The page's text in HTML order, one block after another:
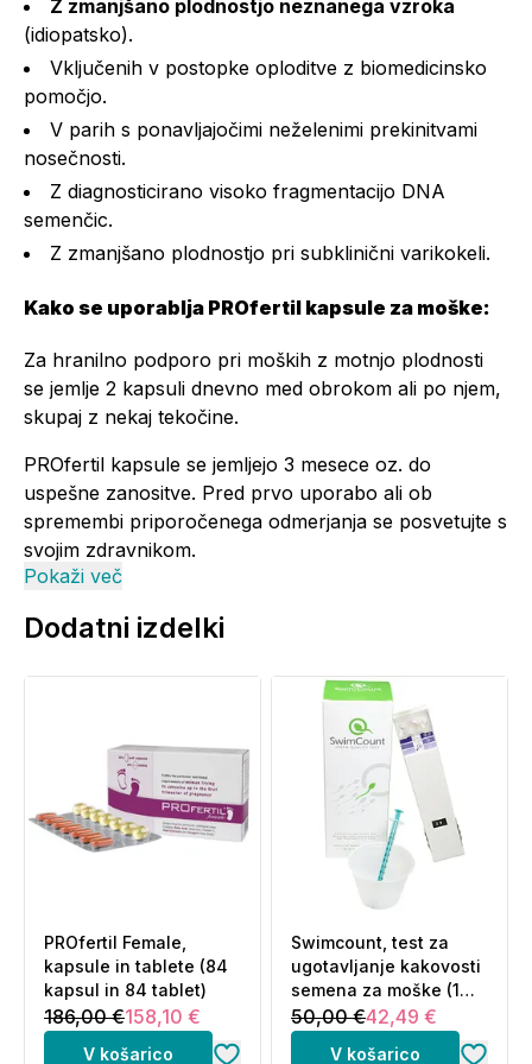
Z zmanjšano plodnostjo neznanega vzroka
(idiopatsko).
Vključenih v postopke oploditve z biomedicinsko
pomočjo.
V parih s ponavljajočimi neželenimi prekinitvami
nosečnosti.
Z diagnosticirano visoko fragmentacijo DNA
semenčic.
Z zmanjšano plodnostjo pri subklinični varikokeli.
Kako se uporablja PROfertil kapsule za moške:
Za hranilno podporo pri moških z motnjo plodnosti
se jemlje 2 kapsuli dnevno med obrokom ali po njem,
skupaj z nekaj tekočine.
PROfertil kapsule se jemljejo 3 mesece oz. do
uspešne zanositve. Pred prvo uporabo ali ob
spremembi priporočenega odmerjanja se posvetujte s
svojim zdravnikom.
24,9 g
14,1 g
15 mg 0,8 g
vitamin E 6,8 g
folna kislina 800 mcg 45,3 mg
glutation 80 mg 4,5 g
selen 60 mcg 3,4 mg
Pokaži več
Dodatni izdelki
PROfertil Female,
kapsule in tablete (84
kapsul in 84 tablet)
186,00 €158,10 €
V košarico
Swimcount, test za
ugotavljanje kakovosti
semena za moške (1
test)
50,00 €42,49 €
V košarico